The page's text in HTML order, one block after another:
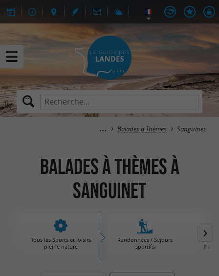
Balades à Thèmes Sanguinet
Balades à Thèmes à
Sanguinet
Tous les Sports et loisirs
pleine nature
Randonnées / Séjours
sportifs
Parcs